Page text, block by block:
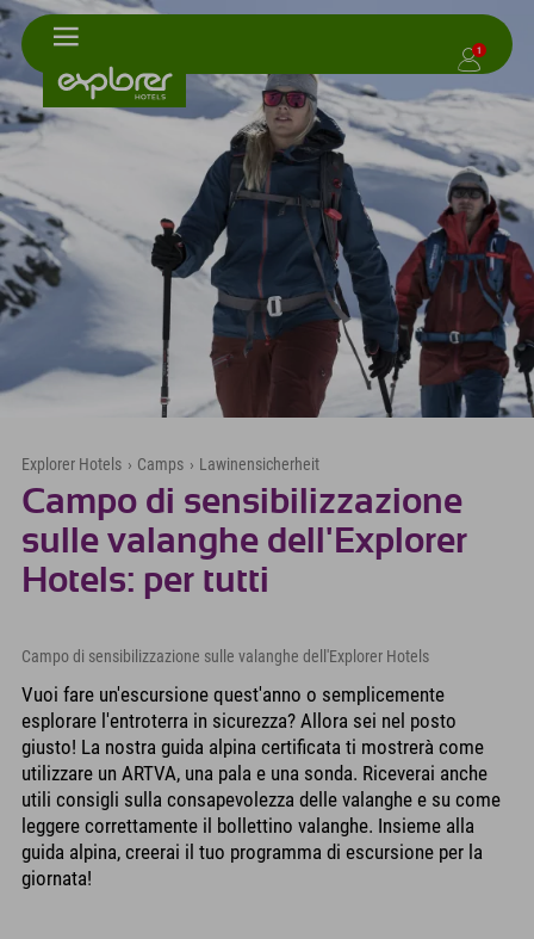
1
Explorer Hotels › Camps › Lawinensicherheit
Campo di sensibilizzazione
sulle valanghe dell'Explorer
Hotels: per tutti
Campo di sensibilizzazione sulle valanghe dell'Explorer Hotels
Vuoi fare un'escursione quest'anno o semplicemente
esplorare l'entroterra in sicurezza? Allora sei nel posto
giusto! La nostra guida alpina certificata ti mostrerà come
utilizzare un ARTVA, una pala e una sonda. Riceverai anche
utili consigli sulla consapevolezza delle valanghe e su come
leggere correttamente il bollettino valanghe. Insieme alla
guida alpina, creerai il tuo programma di escursione per la
giornata!